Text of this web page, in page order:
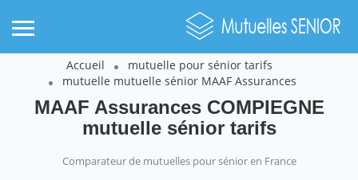
Accueil
mutuelle pour sénior tarifs
mutuelle mutuelle sénior MAAF Assurances
MAAF Assurances COMPIEGNE
mutuelle sénior tarifs
Comparateur de mutuelles pour sénior en France